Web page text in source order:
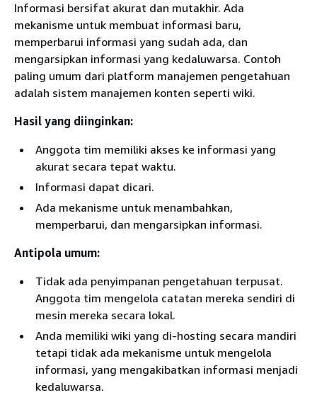
Informasi bersifat akurat dan mutakhir. Ada
mekanisme untuk membuat informasi baru,
memperbarui informasi yang sudah ada, dan
mengarsipkan informasi yang kedaluwarsa. Contoh
paling umum dari platform manajemen pengetahuan
adalah sistem manajemen konten seperti wiki.
Hasil yang diinginkan:
Anggota tim memiliki akses ke informasi yang
akurat secara tepat waktu.
Informasi dapat dicari.
Ada mekanisme untuk menambahkan,
memperbarui, dan mengarsipkan informasi.
Antipola umum:
Tidak ada penyimpanan pengetahuan terpusat.
Anggota tim mengelola catatan mereka sendiri di
mesin mereka secara lokal.
Anda memiliki wiki yang di-hosting secara mandiri
tetapi tidak ada mekanisme untuk mengelola
informasi, yang mengakibatkan informasi menjadi
kedaluwarsa.